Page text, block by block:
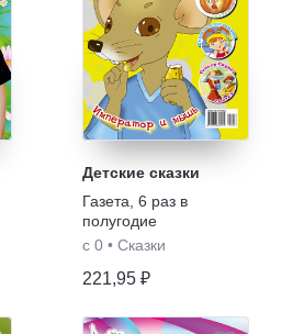
Детские сказки
Газета 6 раз в
полугодие
с 0 • Сказки
221,95 ₽